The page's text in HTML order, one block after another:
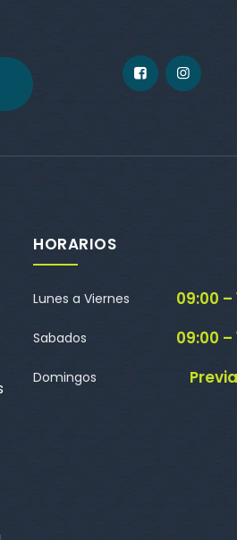
HORARIOS
Lunes a Viernes 09:00 –
Sabados 09:00 –
Domingos